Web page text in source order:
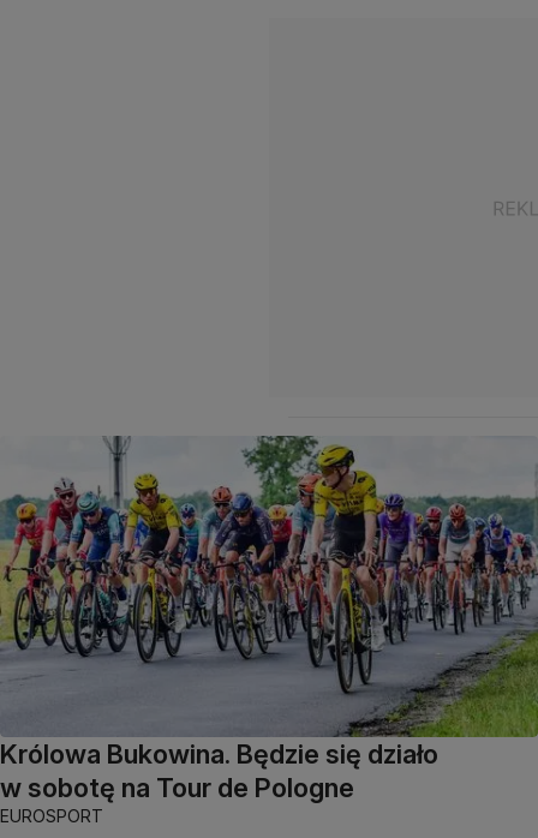
Królowa Bukowina. Będzie się działo
w sobotę na Tour de Pologne
EUROSPORT